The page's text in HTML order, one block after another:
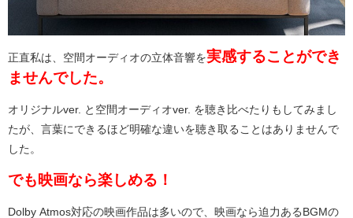
正直私は、空間オーディオの立体音響を実感することができ
ませんでした。
オリジナルver. と空間オーディオver. を聴き比べたりもしてみまし
たが、言葉にできるほど明確な違いを聴き取ることはありませんで
した。
でも映画なら楽しめる！
Dolby Atmos対応の映画作品は多いので、映画なら迫力あるBGMの